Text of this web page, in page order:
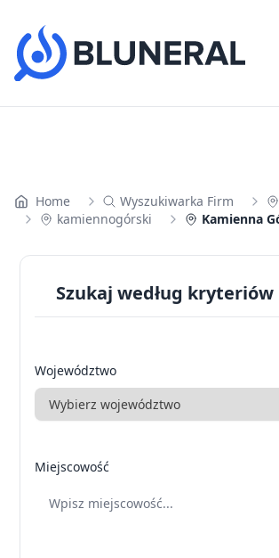
Home Wyszukiwarka Firm
kamiennogórski
Kamienna
Szukaj według kryteriów
Województwo
Miejscowość